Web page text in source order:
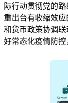
际行动贯彻党的
重出台有收缩效
和货币政策协调
好常态化疫情防控